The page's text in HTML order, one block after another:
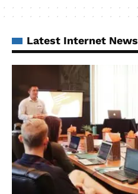
Latest Internet News